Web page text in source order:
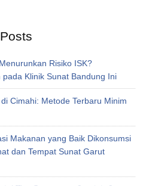
Risiko ISK?
pada Klinik Sunat Bandung Ini
Cimahi: Metode Terbaru Minim
Makanan yang Baik Dikonsumsi
dan Tempat Sunat Garut